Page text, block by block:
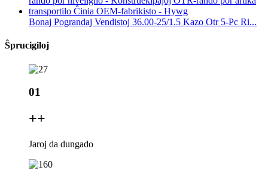
Bonaj Pograndaj Vendistoj 36.00-25/1.5 Kazo Otr 5-Pc Ri...
Ŝprucigiloj
01
++
Jaroj da dungado